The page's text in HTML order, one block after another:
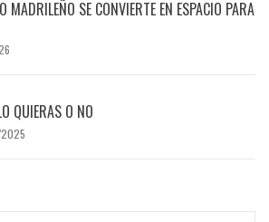
MADRILEÑO SE CONVIERTE EN ESPACIO PARA
QUIERAS O NO